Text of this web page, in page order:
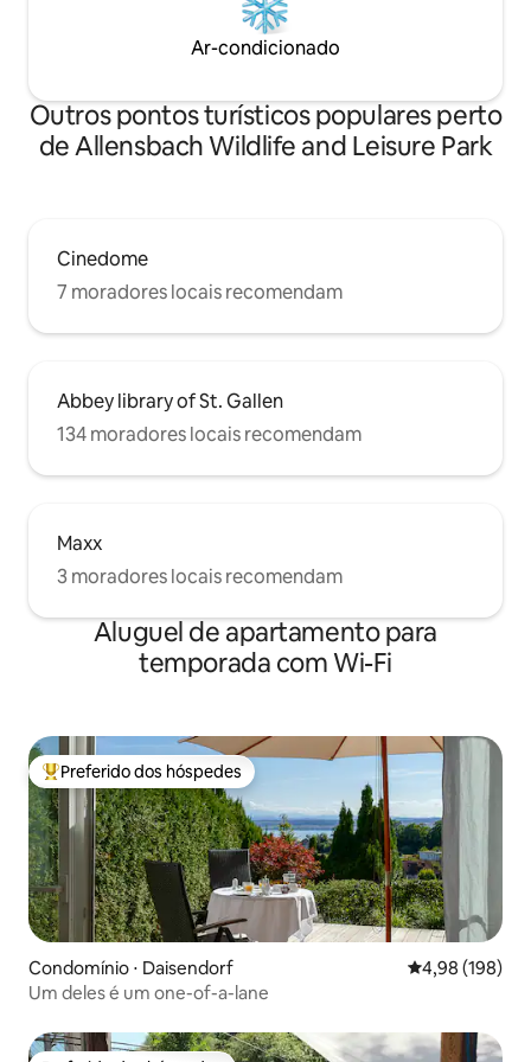
Ar-condicionado
Outros pontos turísticos populares perto
de Allensbach Wildlife and Leisure Park
Cinedome
7 moradores locais recomendam
Abbey library of St. Gallen
134 moradores locais recomendam
Maxx
3 moradores locais recomendam
Aluguel de apartamento para
temporada com Wi-Fi
Entre os melhores preferidos dos hóspedes
Preferido dos hóspedes
Condomínio ⋅ Daisendorf 4,98 de uma
4,98 (198)
Um deles é um one-of-a-lane